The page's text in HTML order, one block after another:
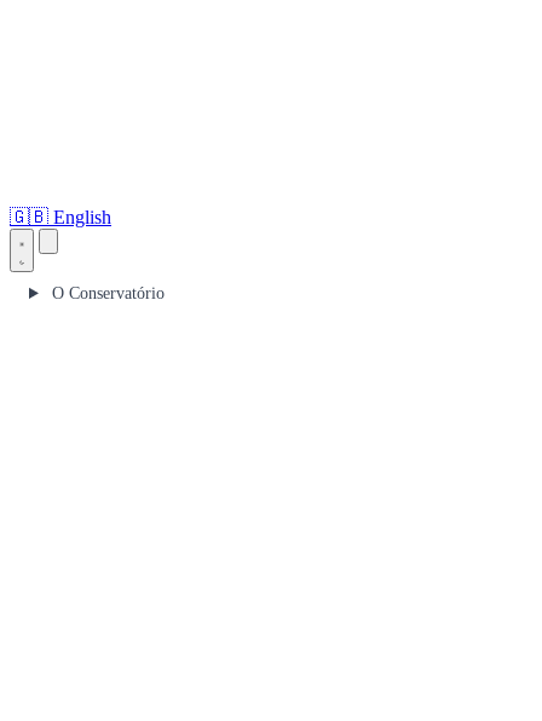
🇬🇧 English
O Conservatório